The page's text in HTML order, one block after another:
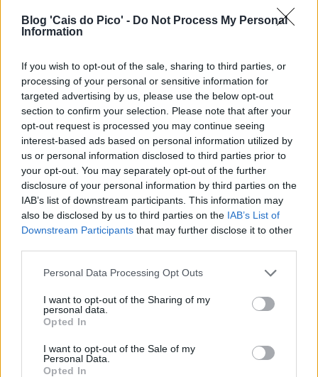
Blog 'Cais do Pico' - Do Not Process My Personal
Information
If you wish to opt-out of the sale, sharing to third parties, or
processing of your personal or sensitive information for
targeted advertising by us, please use the below opt-out
section to confirm your selection. Please note that after your
opt-out request is processed you may continue seeing
interest-based ads based on personal information utilized by
us or personal information disclosed to third parties prior to
your opt-out. You may separately opt-out of the further
disclosure of your personal information by third parties on the
IAB’s list of downstream participants. This information may
also be disclosed by us to third parties on the IAB’s List of
Downstream Participants that may further disclose it to other
Personal Data Processing Opt Outs
I want to opt-out of the Sharing of my
personal data.
Opted In
I want to opt-out of the Sale of my
Personal Data.
Opted In